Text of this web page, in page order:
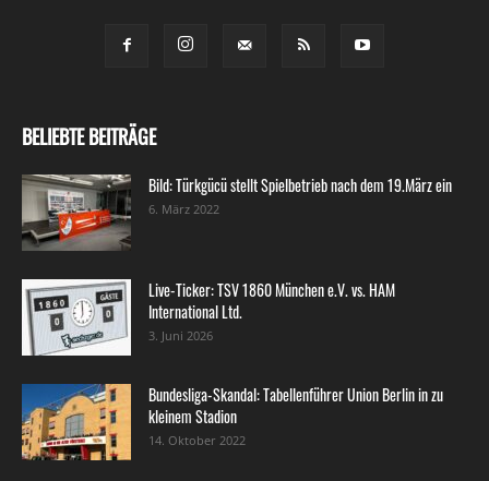
BELIEBTE BEITRÄGE
Bild: Türkgücü stellt Spielbetrieb nach dem 19.März ein
6. März 2022
Live-Ticker: TSV 1860 München e.V. vs. HAM
International Ltd.
3. Juni 2026
Bundesliga-Skandal: Tabellenführer Union Berlin in zu
kleinem Stadion
14. Oktober 2022